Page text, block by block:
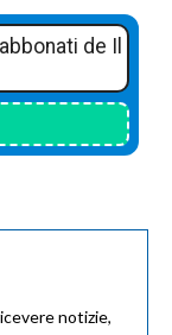
de Il
notizie,